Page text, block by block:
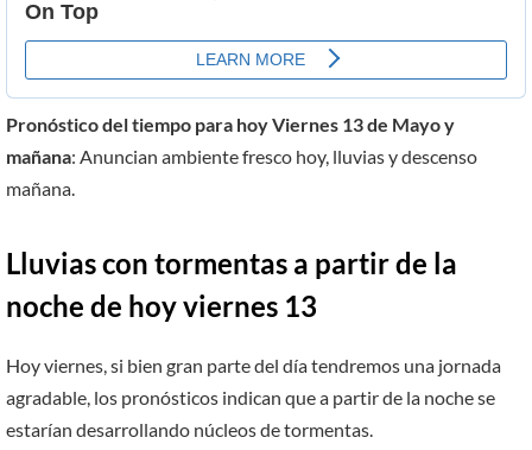
Pronóstico del tiempo para hoy Viernes 13 de Mayo y
mañana: Anuncian ambiente fresco hoy, lluvias y descenso
mañana.
Lluvias con tormentas a partir de la
noche de hoy viernes 13
Hoy viernes, si bien gran parte del día tendremos una jornada
agradable, los pronósticos indican que a partir de la noche se
estarían desarrollando núcleos de tormentas.